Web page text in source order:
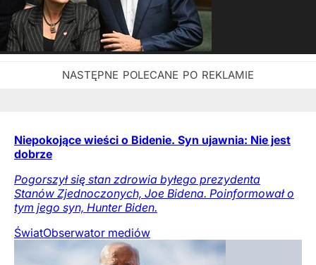
Niepokojące wieści o Bidenie. Syn ujawnia: Nie jest
dobrze
Pogorszył się stan zdrowia byłego prezydenta
Stanów Zjednoczonych, Joe Bidena. Poinformował o
tym jego syn, Hunter Biden.
ŚwiatObserwator mediów